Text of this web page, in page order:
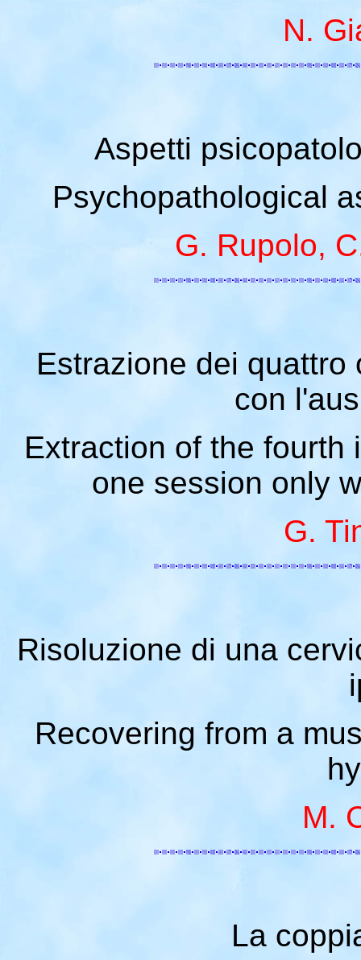
N.
Aspetti
Psychopathological
G. Rupolo,
Estrazione dei
con
Extraction of the fourth
one session only
G.
Risoluzione di una
Recovering from a
M.
La